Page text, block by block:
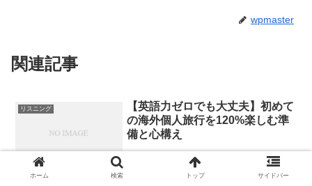
wpmaster
関連記事
リスニング
【英語力ゼロでも大丈夫】初めて
の海外個人旅行を120%楽しむ準
備と心構え
「海外旅行に行きたいけど、英語が話せないから…」「個人旅行はも
ホーム 検索 トップ サイドバー